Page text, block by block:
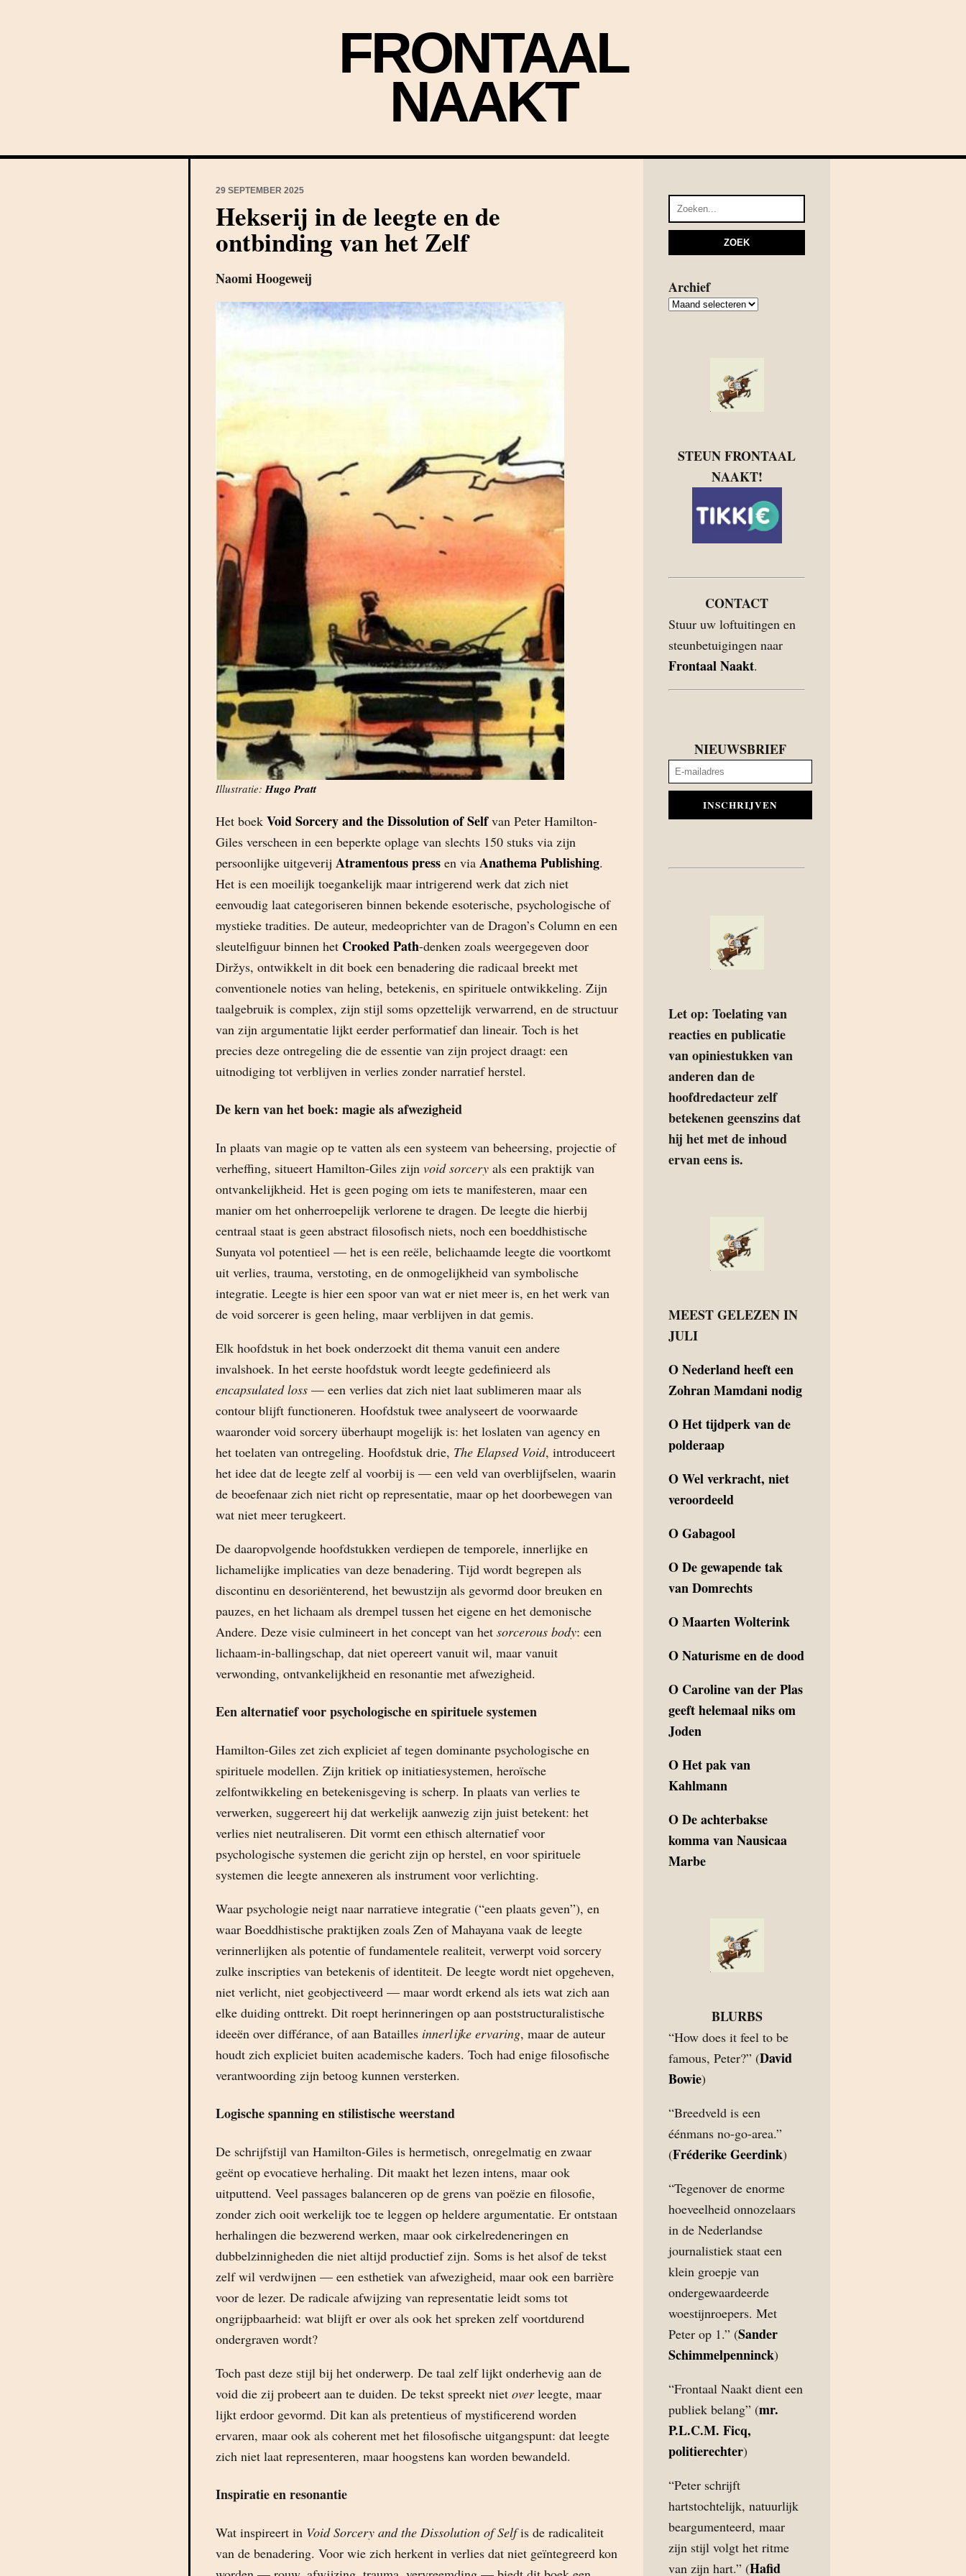
FRONTAAL
NAAKT
29 SEPTEMBER 2025
Hekserij in de leegte en de
ontbinding van het Zelf
Naomi Hoogeweij
Illustratie:Hugo Pratt
Het boek Void Sorcery and the Dissolution of Selfvan Peter Hamilton-
Giles verscheen in een beperkte oplage van slechts 150 stuks via zijn
persoonlijke uitgeverij Atramentous press en via Anathema Publishing.
Het is een moeilijk toegankelijk maar intrigerend werk dat zich niet
eenvoudig laat categoriseren binnen bekende esoterische, psychologische of
mystieke tradities. De auteur, medeoprichter van de Dragon’s Column en een
sleutelfiguur binnen het Crooked Path-denken zoals weergegeven door
Diržys, ontwikkelt in dit boek een benadering die radicaal breekt met
conventionele noties van heling, betekenis, en spirituele ontwikkeling. Zijn
taalgebruik is complex, zijn stijl soms opzettelijk verwarrend, en de structuur
van zijn argumentatie lijkt eerder performatief dan lineair. Toch is het
precies deze ontregeling die de essentie van zijn project draagt: een
uitnodiging tot verblijven in verlies zonder narratief herstel.
De kern van het boek: magie als afwezigheid
In plaats van magie op te vatten als een systeem van beheersing, projectie of
verheffing, situeert Hamilton-Giles zijn void sorcery als een praktijk van
ontvankelijkheid. Het is geen poging om iets te manifesteren, maar een
manier om het onherroepelijk verlorene te dragen. De leegte die hierbij
centraal staat is geen abstract filosofisch niets, noch een boeddhistische
Sunyata vol potentieel — het is een reële, belichaamde leegte die voortkomt
uit verlies, trauma, verstoting, en de onmogelijkheid van symbolische
integratie. Leegte is hier een spoor van wat er niet meer is, en het werk van
de void sorcerer is geen heling, maar verblijven in dat gemis.
Elk hoofdstuk in het boek onderzoekt dit thema vanuit een andere
invalshoek. In het eerste hoofdstuk wordt leegte gedefinieerd als
encapsulated loss — een verlies dat zich niet laat sublimeren maar als
contour blijft functioneren. Hoofdstuk twee analyseert de voorwaarde
waaronder void sorcery überhaupt mogelijk is: het loslaten van agency en
het toelaten van ontregeling. Hoofdstuk drie, The Elapsed Void, introduceert
het idee dat de leegte zelf al voorbij is — een veld van overblijfselen, waarin
de beoefenaar zich niet richt op representatie, maar op het doorbewegen van
wat niet meer terugkeert.
De daaropvolgende hoofdstukken verdiepen de temporele, innerlijke en
lichamelijke implicaties van deze benadering. Tijd wordt begrepen als
discontinu en desoriënterend, het bewustzijn als gevormd door breuken en
pauzes, en het lichaam als drempel tussen het eigene en het demonische
Andere. Deze visie culmineert in het concept van het sorcerous body: een
lichaam-in-ballingschap, dat niet opereert vanuit wil, maar vanuit
verwonding, ontvankelijkheid en resonantie met afwezigheid.
Een alternatief voor psychologische en spirituele systemen
Hamilton-Giles zet zich expliciet af tegen dominante psychologische en
spirituele modellen. Zijn kritiek op initiatiesystemen, heroïsche
zelfontwikkeling en betekenisgeving is scherp. In plaats van verlies te
verwerken, suggereert hij dat werkelijk aanwezig zijn juist betekent: het
verlies niet neutraliseren. Dit vormt een ethisch alternatief voor
psychologische systemen die gericht zijn op herstel, en voor spirituele
systemen die leegte annexeren als instrument voor verlichting.
Waar psychologie neigt naar narratieve integratie (“een plaats geven”), en
waar Boeddhistische praktijken zoals Zen of Mahayana vaak de leegte
verinnerlijken als potentie of fundamentele realiteit, verwerpt void sorcery
zulke inscripties van betekenis of identiteit. De leegte wordt niet opgeheven,
niet verlicht, niet geobjectiveerd — maar wordt erkend als iets wat zich aan
elke duiding onttrekt. Dit roept herinneringen op aan poststructuralistische
ideeën over différance, of aan Batailles innerlijke ervaring, maar de auteur
houdt zich expliciet buiten academische kaders. Toch had enige filosofische
verantwoording zijn betoog kunnen versterken.
Logische spanning en stilistische weerstand
De schrijfstijl van Hamilton-Giles is hermetisch, onregelmatig en zwaar
geënt op evocatieve herhaling. Dit maakt het lezen intens, maar ook
uitputtend. Veel passages balanceren op de grens van poëzie en filosofie,
zonder zich ooit werkelijk toe te leggen op heldere argumentatie. Er ontstaan
herhalingen die bezwerend werken, maar ook cirkelredeneringen en
dubbelzinnigheden die niet altijd productief zijn. Soms is het alsof de tekst
zelf wil verdwijnen — een esthetiek van afwezigheid, maar ook een barrière
voor de lezer. De radicale afwijzing van representatie leidt soms tot
ongrijpbaarheid: wat blijft er over als ook het spreken zelf voortdurend
ondergraven wordt?
Toch past deze stijl bij het onderwerp. De taal zelf lijkt onderhevig aan de
void die zij probeert aan te duiden. De tekst spreekt niet overleegte, maar
lijkt erdoor gevormd. Dit kan als pretentieus of mystificerend worden
ervaren, maar ook als coherent met het filosofische uitgangspunt: dat leegte
zich niet laat representeren, maar hoogstens kan worden bewandeld.
Inspiratie en resonantie
Wat inspireert in Void Sorcery and the Dissolution of Selfis de radicaliteit
van de benadering. Voor wie zich herkent in verlies dat niet geïntegreerd kon
Archief
Archief
STEUN FRONTAAL
NAAKT!
CONTACT
Stuur uw loftuitingen en
steunbetuigingen naar
Frontaal Naakt.
NIEUWSBRIEF
INSCHRIJVEN
Let op: Toelating van
reacties en publicatie
van opiniestukken van
anderen dan de
hoofdredacteur zelf
betekenen geenszins dat
hij het met de inhoud
ervan eens is.
MEEST GELEZEN IN
JULI
ONederland heeft een
Zohran Mamdani nodig
OHet tijdperk van de
polderaap
OWel verkracht, niet
veroordeeld
OGabagool
ODe gewapende tak
van Domrechts
OMaarten Wolterink
ONaturisme en de dood
O Caroline van der Plas
geeft helemaal niks om
Joden
OHet pak van
Kahlmann
ODe achterbakse
komma van Nausicaa
Marbe
BLURBS
“How does it feel to be
famous, Peter?” (David
Bowie)
“Breedveld is een
éénmans no-go-area.”
(Fréderike Geerdink)
“Tegenover de enorme
hoeveelheid onnozelaars
in de Nederlandse
journalistiek staat een
klein groepje van
ondergewaardeerde
woestijnroepers. Met
Peter op 1.” (Sander
Schimmelpenninck)
“Frontaal Naakt dient een
publiek belang” (mr.
P.L.C.M. Ficq,
politierechter)
“Peter schrijft
hartstochtelijk, natuurlijk
beargumenteerd, maar
zijn stijl volgt het ritme
van zijn hart.” (Hafid